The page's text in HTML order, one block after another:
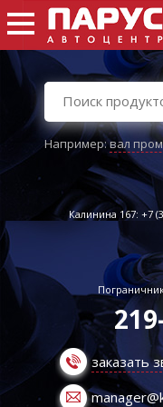
Например:вал
Калинина 167: +7
заказать